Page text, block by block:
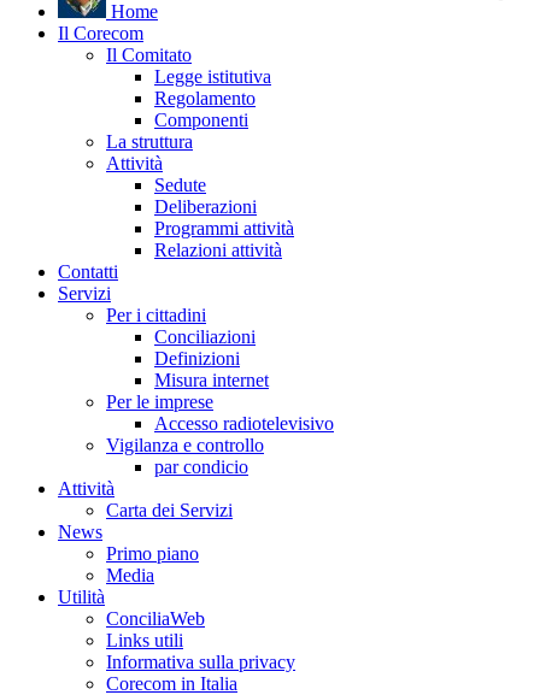
Home
Il Corecom
Il Comitato
Legge istitutiva
Regolamento
Componenti
La struttura
Attività
Sedute
Deliberazioni
Programmi attività
Relazioni attività
Contatti
Servizi
Per i cittadini
Conciliazioni
Definizioni
Misura internet
Per le imprese
Accesso radiotelevisivo
Vigilanza e controllo
par condicio
Attività
Carta dei Servizi
News
Primo piano
Media
Utilità
ConciliaWeb
Links utili
Informativa sulla privacy
Corecom in Italia